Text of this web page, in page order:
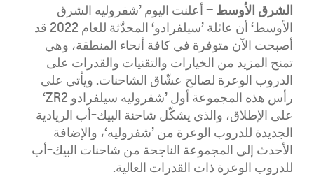
الشرق الأوسط – أعلنت اليوم ’شفروليه الشرق
الأوسط‘ أن عائلة ’سيلفرادو‘ المحدَّثة للعام 2022 قد
أصبحت الآن متوفرة في كافة أنحاء المنطقة، وهي
تمنح المزيد من الخيارات والتقنيات والقدرات على
الدروب الوعرة لصالح عشّاق الشاحنات. ويأتي على
رأس هذه المجموعة أول ’شفروليه سيلفرادو ZR2‘
على الإطلاق، والذي يشكّل شاحنة البيك-أب الريادية
الجديدة للدروب الوعرة من ’شفروليه‘، والإضافة
الأحدث إلى المجموعة الناجحة من شاحنات البيك-أب
للدروب الوعرة ذات القدرات العالية.